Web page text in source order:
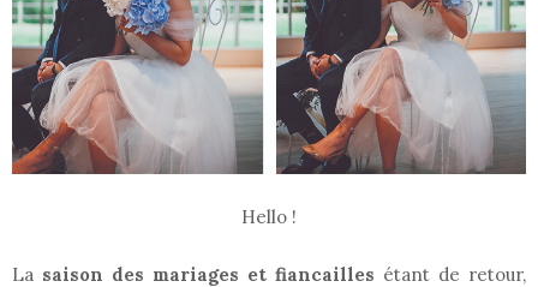
Hello !
La saison des mariages et fiancailles étant de retour,